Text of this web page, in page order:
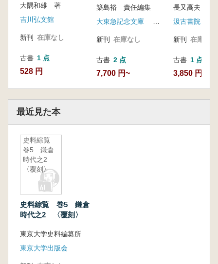
大隅和雄 著
吉川弘文館
新刊 在庫なし
古書 1 点
528 円
築島裕 責任編集
新刊 在庫なし
古書 2 点
7,700 円~
長又高夫
汲古書院
新刊 在庫なし
古書 1 点
3,850 円
最近見た本
史料綜覧
巻5 鎌倉
時代之2
〈覆刻〉
史料綜覧 巻5 鎌倉
時代之2 〈覆刻〉
東京大学史料編纂所
東京大学出版会